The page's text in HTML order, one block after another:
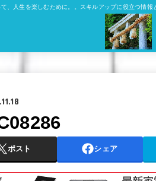
、人生を楽しむために。。スキルアップに役立つ情
ポスト シェア